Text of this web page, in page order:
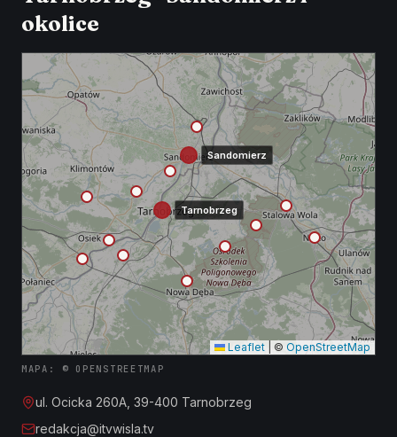
okolice
Tarnobrzeg
Sandomierz
Leaflet © OpenStreetMap
MAPA: © OPENSTREETMAP
ul. Ocicka 260A, 39-400 Tarnobrzeg
redakcja@itvwisla.tv